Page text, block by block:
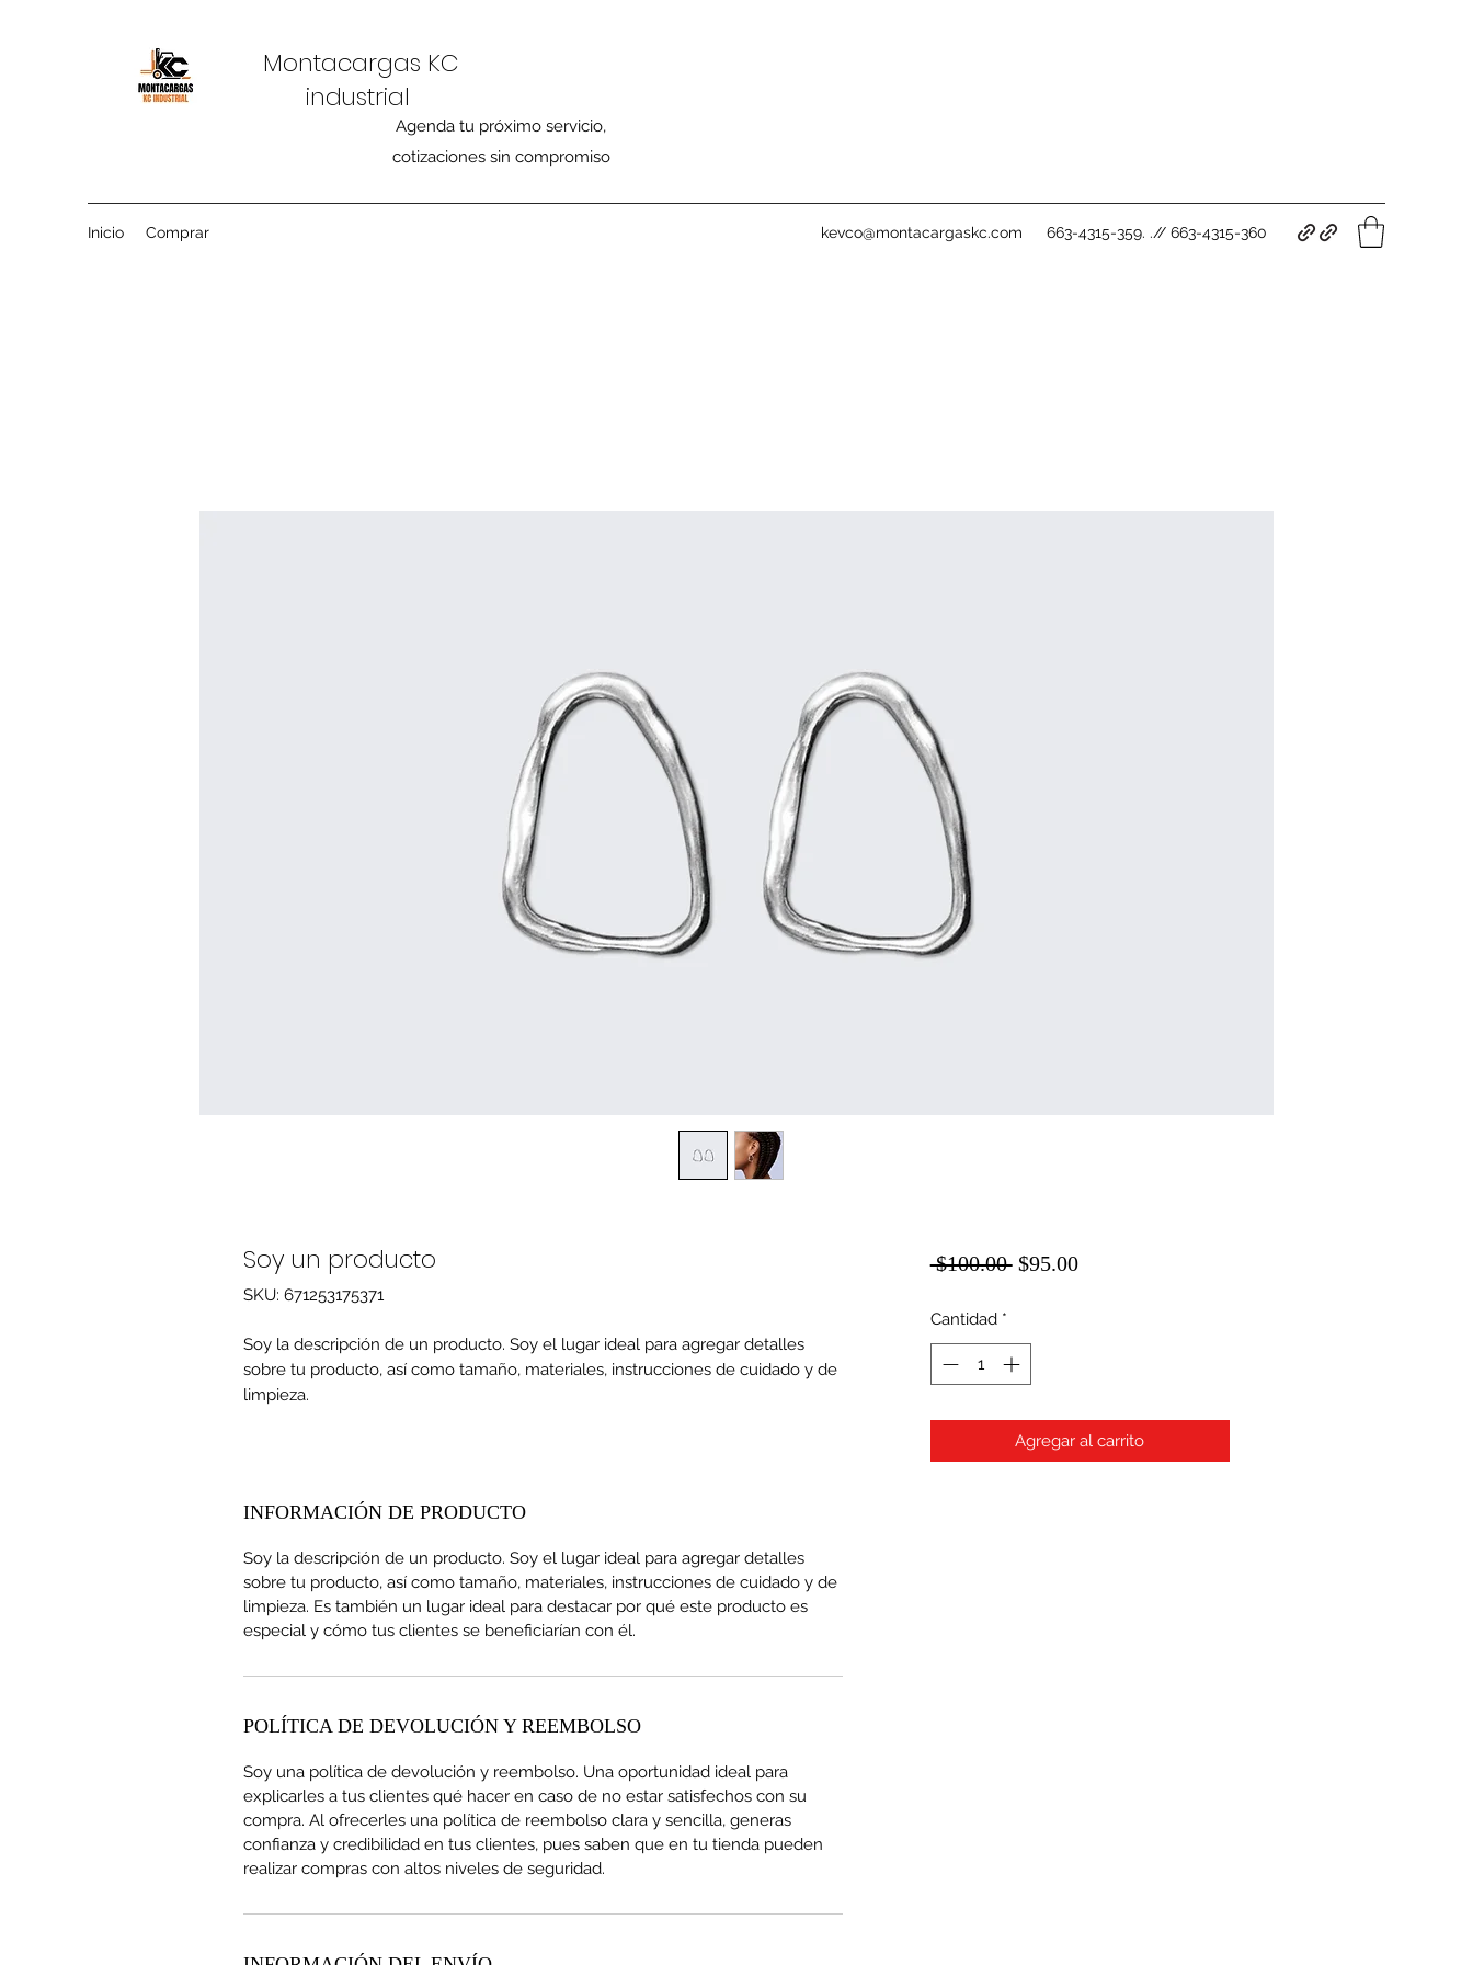
Montacargas KC
industrial
Agenda tu próximo servicio,
cotizaciones sin compromiso
Inicio Comprar kevco@montacargaskc.com 663-4315-359. .// 663-4315-360
Soy un producto
SKU: 671253175371
Soy la descripción de un producto. Soy el lugar ideal para agregar detalles
sobre tu producto, así como tamaño, materiales, instrucciones de cuidado y de
limpieza.
INFORMACIÓN DE PRODUCTO
Soy la descripción de un producto. Soy el lugar ideal para agregar detalles
sobre tu producto, así como tamaño, materiales, instrucciones de cuidado y de
limpieza. Es también un lugar ideal para destacar por qué este producto es
especial y cómo tus clientes se beneficiarían con él.
POLÍTICA DE DEVOLUCIÓN Y REEMBOLSO
Soy una política de devolución y reembolso. Una oportunidad ideal para
explicarles a tus clientes qué hacer en caso de no estar satisfechos con su
compra. Al ofrecerles una política de reembolso clara y sencilla, generas
confianza y credibilidad en tus clientes, pues saben que en tu tienda pueden
realizar compras con altos niveles de seguridad.
$100.00 Precio
$95.00Precio
Cantidad *
Agregar al carrito